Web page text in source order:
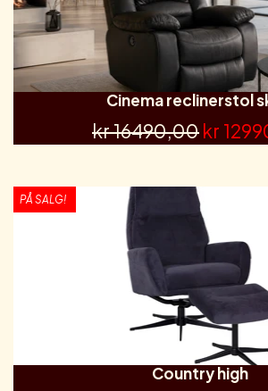
Cinema reclinerstol
kr 16490,00kr
PÅ SALG!
Country high